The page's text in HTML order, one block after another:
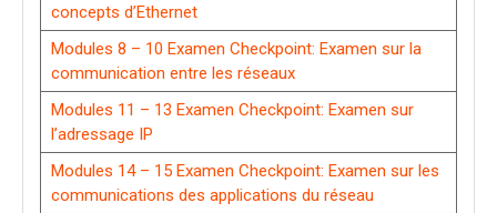
concepts d’Ethernet
Modules 8 – 10 Examen Checkpoint: Examen sur la
communication entre les réseaux
Modules 11 – 13 Examen Checkpoint: Examen sur
l’adressage IP
Modules 14 – 15 Examen Checkpoint: Examen sur les
communications des applications du réseau